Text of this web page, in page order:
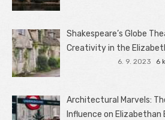
Shakespeare’s Globe
Creativity in the
6. 9. 2023 6
Architectural Marvels:
Influence on Elizabethan